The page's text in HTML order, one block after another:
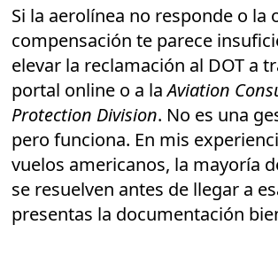
Si la aerolínea no responde o la
compensación te parece
elevar la reclamación al DOT a
portal online o a laAviation
Protection Division. No es una
pero funciona. En mis
vuelos americanos, la mayoría
se resuelven antes de llegar a
presentas la documentación